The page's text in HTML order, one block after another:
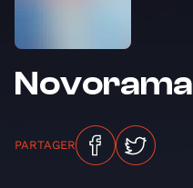
Novorama
PARTAGER